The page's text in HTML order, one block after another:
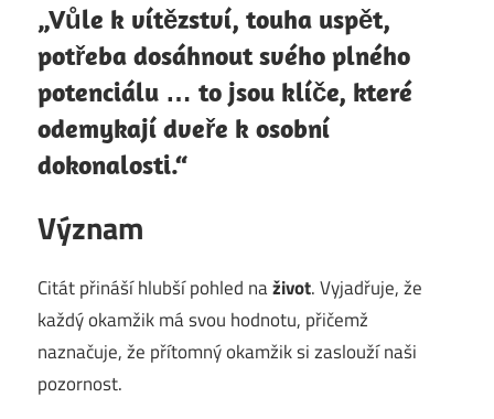
„Vůle k vítězství, touha uspět,
potřeba dosáhnout svého plného
potenciálu … to jsou klíče, které
odemykají dveře k osobní
dokonalosti.“
Význam
Citát přináší hlubší pohled naživot. Vyjadřuje, že
každý okamžik má svou hodnotu, přičemž
naznačuje, že přítomný okamžik si zaslouží naši
pozornost.